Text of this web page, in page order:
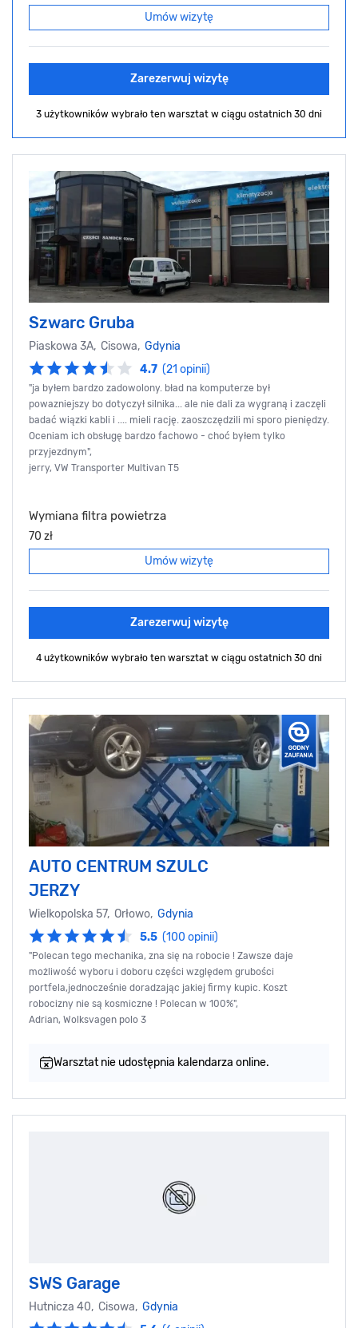
Umów wizytę
Zarezerwuj wizytę
3 użytkowników wybrało ten warsztat w ciągu ostatnich 30 dni
Szwarc Gruba
Piaskowa 3A, Cisowa, Gdynia
4.7 (21 opinii)
"ja byłem bardzo zadowolony. bład na komputerze był
powazniejszy bo dotyczył silnika... ale nie dali za wygraną i zaczęli
badać wiązki kabli i .... mieli rację. zaoszczędzili mi sporo pieniędzy.
Oceniam ich obsługę bardzo fachowo - choć byłem tylko
przyjezdnym",
jerry, VW Transporter Multivan T5
Wymiana filtra powietrza
70 zł
Umów wizytę
Zarezerwuj wizytę
4 użytkowników wybrało ten warsztat w ciągu ostatnich 30 dni
AUTO CENTRUM SZULC
JERZY
Wielkopolska 57, Orłowo, Gdynia
5.5 (100 opinii)
"Polecan tego mechanika, zna się na robocie ! Zawsze daje
możliwość wyboru i doboru części względem grubości
portfela,jednocześnie doradzając jakiej firmy kupic. Koszt
robocizny nie są kosmiczne ! Polecan w 100%",
Adrian, Wolksvagen polo 3
Warsztat nie udostępnia kalendarza online.
SWS Garage
Hutnicza 40, Cisowa, Gdynia